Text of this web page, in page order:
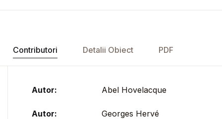
Contributori Detalii Obiect PDF
Autor: Abel Hovelacque
Autor: Georges Hervé